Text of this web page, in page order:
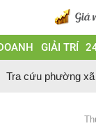
GIẢI TRÍ
Tra cứu phường xã